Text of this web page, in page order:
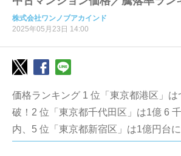
株式会社ワンノブアカインド
2025年05月23日 14:00
価格ランキング 1 位「東京都港区」は
破！2 位「東京都千代田区」は1億 6
内、5 位「東京都新宿区」は1億円台に